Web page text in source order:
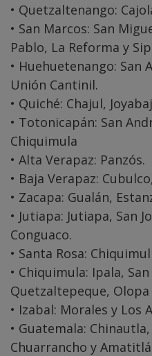
• Quetzaltenango:
• San Marcos: San
Pablo, La Reforma y
• Huehuetenango:
Unión Cantinil.
• Quiché: Chajul,
• Totonicapán: San
Chiquimula
• Alta Verapaz: Panzós.
• Baja Verapaz:
• Zacapa: Gualán,
• Jutiapa: Jutiapa, San
Conguaco.
• Santa Rosa:
• Chiquimula: Ipala, San
Quetzaltepeque, Olopa
• Izabal: Morales y Los
• Guatemala:
Chuarrancho y